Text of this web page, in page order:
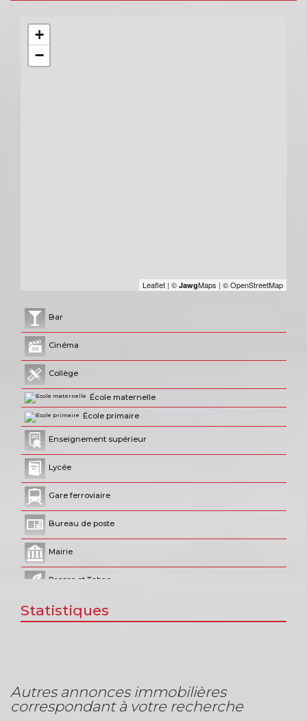
+
−
Leaflet | © JawgMaps | © OpenStreetMap
Bar
Cinéma
Collège
École maternelle
École primaire
Enseignement supérieur
Lycée
Gare ferroviaire
Bureau de poste
Mairie
Presse et Tabac
Statistiques
autres annonces immobilières
correspondant à votre recherche